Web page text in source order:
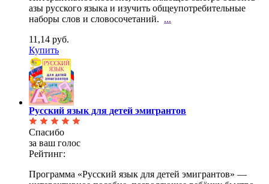
азы русского языка и изучить общеупотребительные
наборы слов и словосочетаний. ...
11,14 руб.
Купить
Русский язык для детей эмигрантов
Спасибо
за ваш голос
Рейтинг:
Программа «Русский язык для детей эмигрантов» —